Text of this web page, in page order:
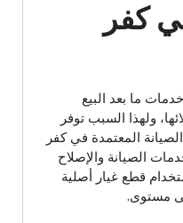
كفر
ما بعد البيع
ولهذا السبب توفر
المعتمدة في كفر
الصيانة والإصلاح
قطع غيار أصلية
مستوى.